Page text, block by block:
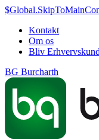
Kontakt
Om os
Bliv
BG Burcharth